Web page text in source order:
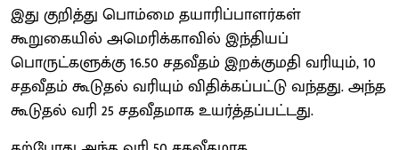
இது குறித்து பொம்மை தயாரிப்பாளர்கள்
கூறுகையில் அமெரிக்காவில் இந்தியப்
பொருட்களுக்கு 16.50 சதவீதம் இறக்குமதி வரியும், 10
சதவீதம் கூடுதல் வரியும் விதிக்கப்பட்டு வந்தது. அந்த
கூடுதல் வரி 25 சதவீதமாக உயர்த்தப்பட்டது.